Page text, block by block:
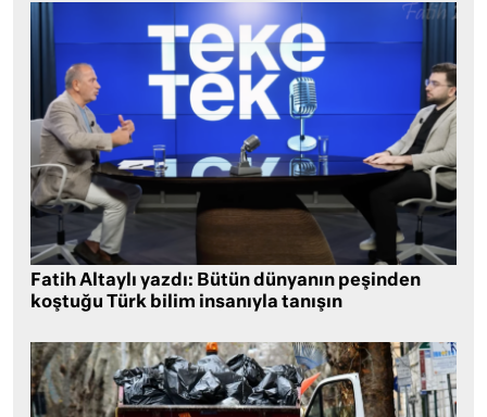
Fatih Altaylı yazdı: Bütün dünyanın peşinden
koştuğu Türk bilim insanıyla tanışın